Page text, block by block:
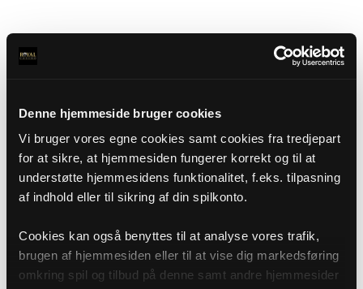
Denne hjemmeside bruger cookies
Vi bruger vores egne cookies samt cookies fra tredjepart
for at sikre, at hjemmesiden fungerer korrekt og til at
understøtte hjemmesidens funktionalitet, f.eks. tilpasning
af indhold eller til sikring af din spilkonto.
Cookies kan også benyttes til at analyse vores trafik,
brugen af hjemmesiden eller til at vise dig markedsføring
omkring spil og tilbud på denne samt andre hjemmesider